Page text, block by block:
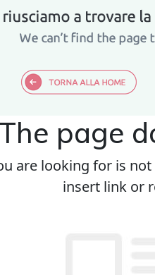
The page
are looking for is
insert link or